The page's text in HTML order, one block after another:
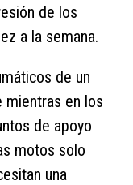
de los
a la semana.
de un
mientras en los
de apoyo
motos solo
una